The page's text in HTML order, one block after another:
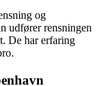
og
udfører rensningen
De har erfaring